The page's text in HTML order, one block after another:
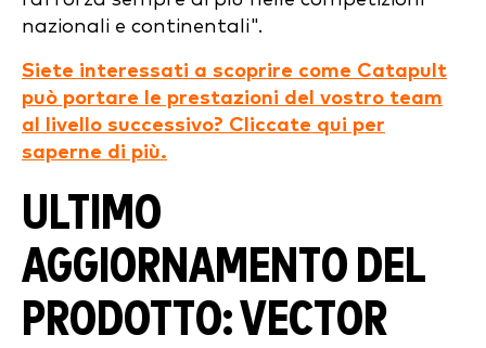
nazionali e continentali".
Siete interessati a scoprire come Catapult
può portare le prestazioni del vostro team
al livello successivo? Cliccate qui per
saperne di più.
ULTIMO
AGGIORNAMENTO DEL
PRODOTTO: VECTOR